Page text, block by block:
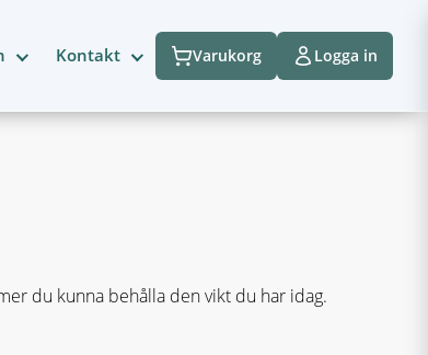
Kontakt Varukorg Logga in
du kunna behålla den vikt du har idag.